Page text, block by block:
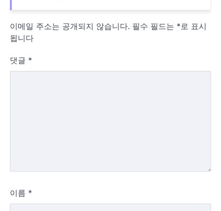
이메일 주소는 공개되지 않습니다. 필수 필드는 * 로 표시
됩니다
댓글 *
이름 *